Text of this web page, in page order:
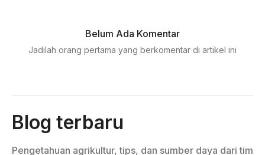
Belum Ada Komentar
Jadilah orang pertama yang berkomentar di artikel ini
Blog terbaru
Pengetahuan agrikultur, tips, dan sumber daya dari tim